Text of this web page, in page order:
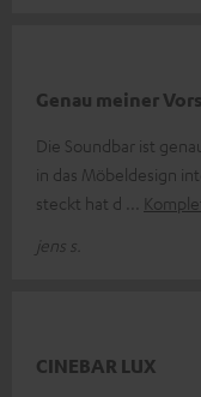
Genau meiner
Die Soundbar ist
in das Möbeldesign
steckt hat d
jens s.
CINEBAR LUX